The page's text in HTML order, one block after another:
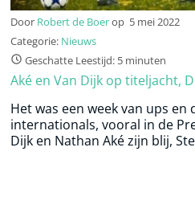
Door Robert de Boerop 5 mei 2022
Categorie: Nieuws
Geschatte Leestijd: 5 minuten
Aké en Van Dijk op titeljacht,
Het was een week van ups
internationals, vooral in de
Dijk en Nathan Aké zijn blij,